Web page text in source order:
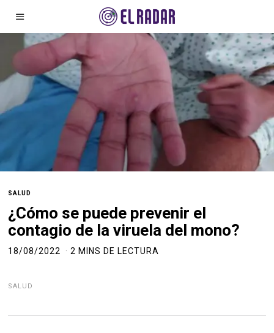
SALUD
¿Cómo se puede prevenir el
contagio de la viruela del mono?
18/08/2022 2 MINS DE LECTURA
SALUD